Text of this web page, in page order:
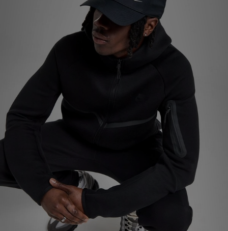
Bestsellers
JD Exklusives
Fußball
Filialfinder